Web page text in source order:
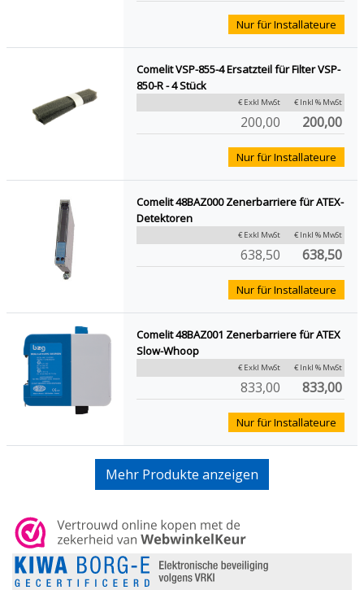
Nur für Installateure
Comelit VSP-855-4 Ersatzteil für Filter VSP-
850-R - 4 Stück
€ Exkl MwSt € Inkl % MwSt
200,00 200,00
Nur für Installateure
Comelit 48BAZ000 Zenerbarriere für ATEX-
Detektoren
€ Exkl MwSt € Inkl % MwSt
638,50 638,50
Nur für Installateure
Comelit 48BAZ001 Zenerbarriere für ATEX
Slow-Whoop
€ Exkl MwSt € Inkl % MwSt
833,00 833,00
Nur für Installateure
Mehr Produkte anzeigen